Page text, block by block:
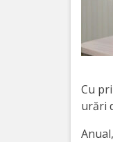
instituției
Planuri
Cu
urări